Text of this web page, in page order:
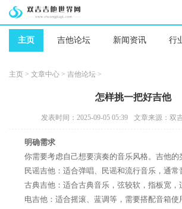
主页 吉他论坛 新闻资讯 行
主页 > 文章中心 > 吉他论坛 >
怎样挑一把好吉他
发表时间：2025-09-05 05:39 文章来源：双
明确需求
你需要考虑自己想要演奏的音乐风格。吉他的
民谣吉他：适合弹唱、民谣和流行音乐，通常
古典吉他：适合古典音乐，弦较软，指板宽，
电吉他：适合摇滚、蓝调等，需要搭配音箱使